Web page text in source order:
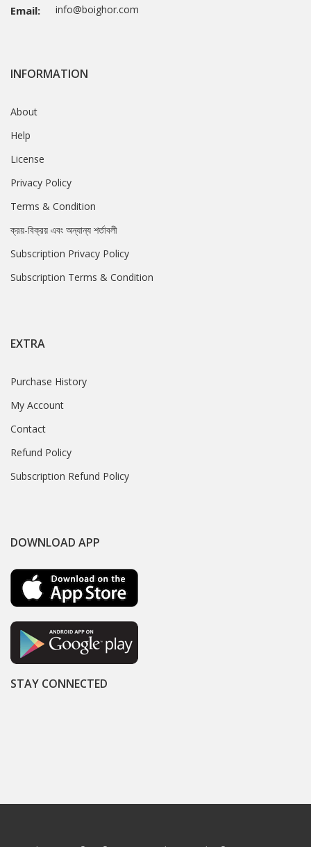
Email: info@boighor.com
INFORMATION
About
Help
License
Privacy Policy
Terms & Condition
ক্রয়-বিক্রয় এবং অন্যান্য শর্তাবলী
Subscription Privacy Policy
Subscription Terms & Condition
EXTRA
Purchase History
My Account
Contact
Refund Policy
Subscription Refund Policy
DOWNLOAD APP
STAY CONNECTED